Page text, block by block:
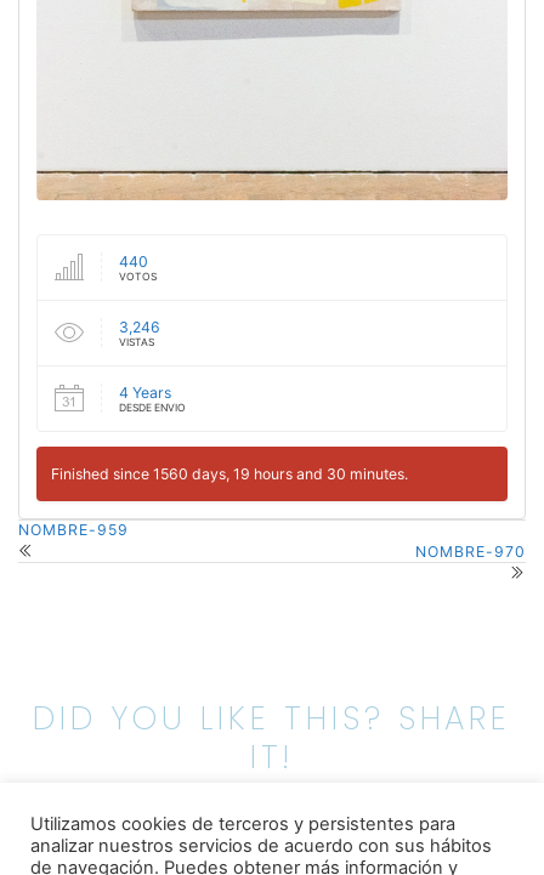
440
VOTOS
3,246
VISTAS
4 Years
DESDE ENVIO
Finished since 1560 days, 19 hours and 30 minutes.
NOMBRE-959
NOMBRE-970
DID YOU LIKE THIS? SHARE
IT!
Utilizamos cookies de terceros y persistentes para
analizar nuestros servicios de acuerdo con sus hábitos
de navegación. Puedes obtener más información y